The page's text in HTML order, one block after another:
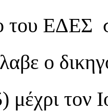
του ΕΔΕΣ
ο
τον